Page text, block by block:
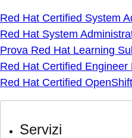
Red Hat Certified System
Red Hat System
Prova Red Hat Learning
Red Hat Certified Engineer
Red Hat Certified
Servizi